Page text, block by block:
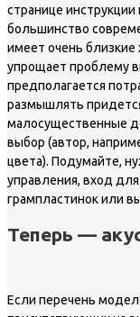
странице
большинство
имеет очень близкие
упрощает проблему
предполагается
размышлять
малосущественные
выбор (автор,
цвета). Подумайте,
управления, вход
грампластинок или
Теперь —
Если перечень